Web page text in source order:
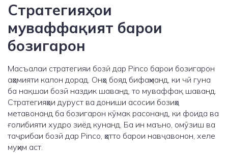
Стратегияҳои
муваффақият барои
бозигарон
Масъалаи стратегияи бозӣ дар Pinco барои бозигарон
аҳамияти калон дорад. Онҳо бояд бифаҳманд, ки чӣ гуна
ба нақшаи бозӣ наздик шаванд, то муваффақ шаванд.
Стратегияҳои дуруст ва дониши асосии бозиҳо
метавонанд ба бозигарон кӯмак расонанд, ки фоида ва
ғолибияти худро зиёд кунанд. Ба ин маъно, омӯзиш ва
таҷрибаи бозӣ дар Pinco, ҳатто барои навҷавонон, хеле
муҳим аст.